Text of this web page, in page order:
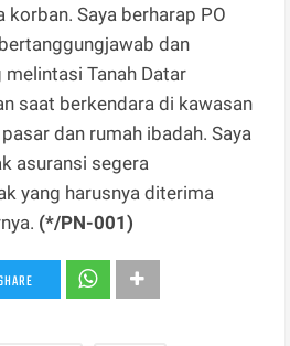
Saya berharap PO
dan
Tanah Datar
saat berkendara di kawasan
dan rumah ibadah. Saya
asuransi segera
yang harusnya diterima
(*/PN-001)